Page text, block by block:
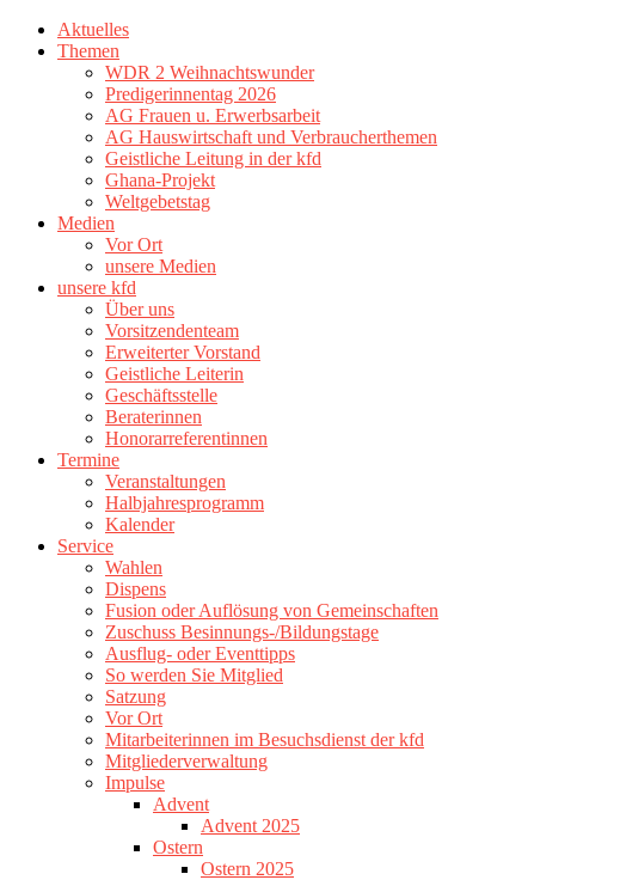
Aktuelles
Themen
WDR 2 Weihnachtswunder
Predigerinnentag 2026
AG Frauen u. Erwerbsarbeit
AG Hauswirtschaft und Verbraucherthemen
Geistliche Leitung in der kfd
Ghana-Projekt
Weltgebetstag
Medien
Vor Ort
unsere Medien
unsere kfd
Über uns
Vorsitzendenteam
Erweiterter Vorstand
Geistliche Leiterin
Geschäftsstelle
Beraterinnen
Honorarreferentinnen
Termine
Veranstaltungen
Halbjahresprogramm
Kalender
Service
Wahlen
Dispens
Fusion oder Auflösung von Gemeinschaften
Zuschuss Besinnungs-/Bildungstage
Ausflug- oder Eventtipps
So werden Sie Mitglied
Satzung
Vor Ort
Mitarbeiterinnen im Besuchsdienst der kfd
Mitgliederverwaltung
Impulse
Advent
Advent 2025
Ostern
Ostern 2025